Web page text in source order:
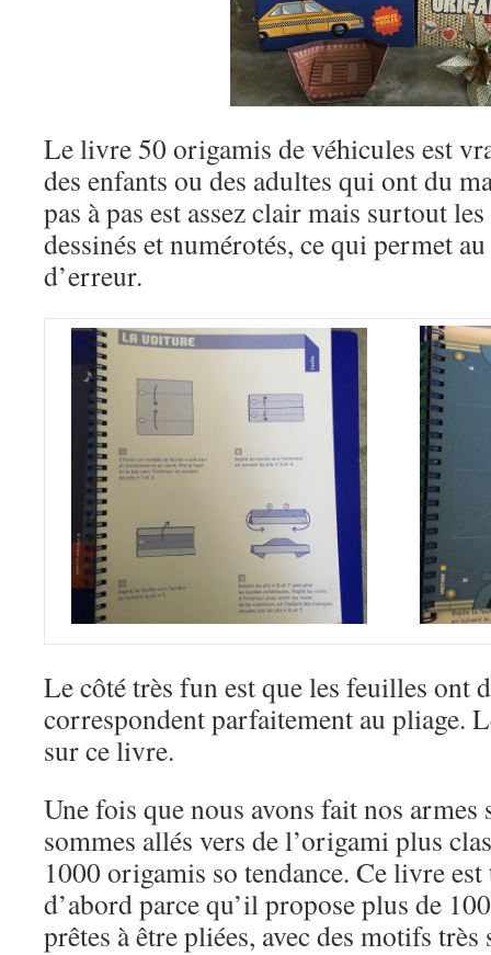
Le livre 50 origamis de véhicules est
des enfants ou des adultes qui ont du
pas à pas est assez clair mais surtout
dessinés et numérotés, ce qui permet
d’erreur.
Le côté très fun est que les feuilles ont
correspondent parfaitement au pliage.
sur ce livre.
Une fois que nous avons fait nos armes
sommes allés vers de l’origami plus
1000 origamis so tendance. Ce livre
d’abord parce qu’il propose plus de
prêtes à être pliées, avec des motifs très